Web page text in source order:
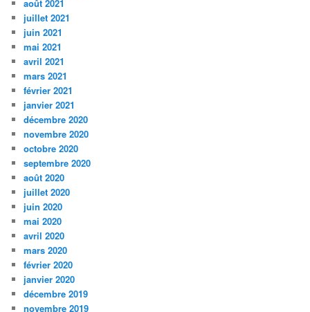
août 2021
juillet 2021
juin 2021
mai 2021
avril 2021
mars 2021
février 2021
janvier 2021
décembre 2020
novembre 2020
octobre 2020
septembre 2020
août 2020
juillet 2020
juin 2020
mai 2020
avril 2020
mars 2020
février 2020
janvier 2020
décembre 2019
novembre 2019